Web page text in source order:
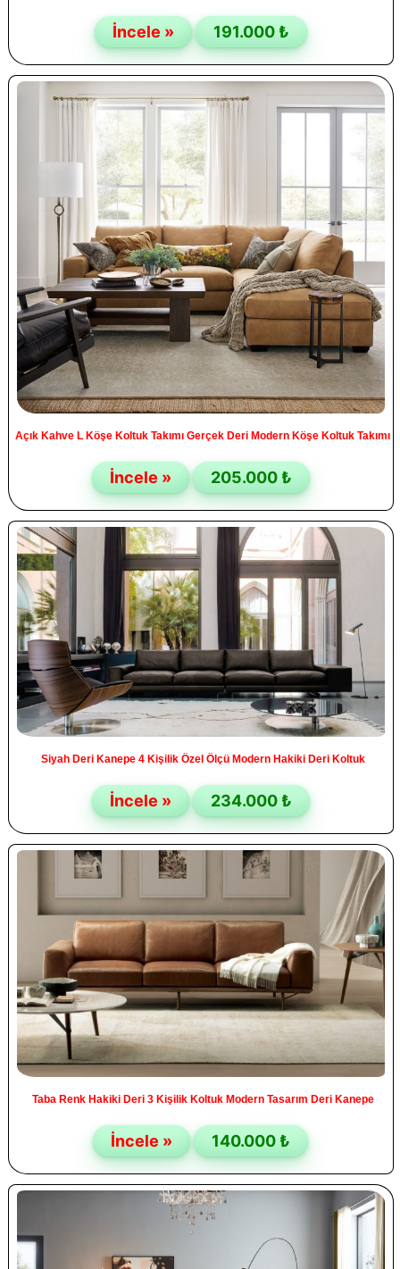
İncele » 191.000 ₺
Açık Kahve L Köşe Koltuk Takımı Gerçek Deri Modern Köşe Koltuk Takımı
İncele » 205.000 ₺
Siyah Deri Kanepe 4 Kişilik Özel Ölçü Modern Hakiki Deri Koltuk
İncele » 234.000 ₺
Taba Renk Hakiki Deri 3 Kişilik Koltuk Modern Tasarım Deri Kanepe
İncele » 140.000 ₺